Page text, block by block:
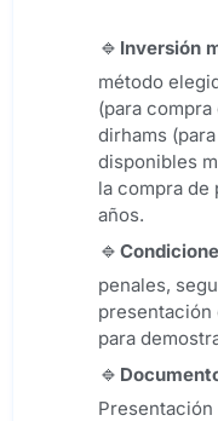
Inversión
método
(para
dirhams
disponibles
la compra de
años.
penales,
para